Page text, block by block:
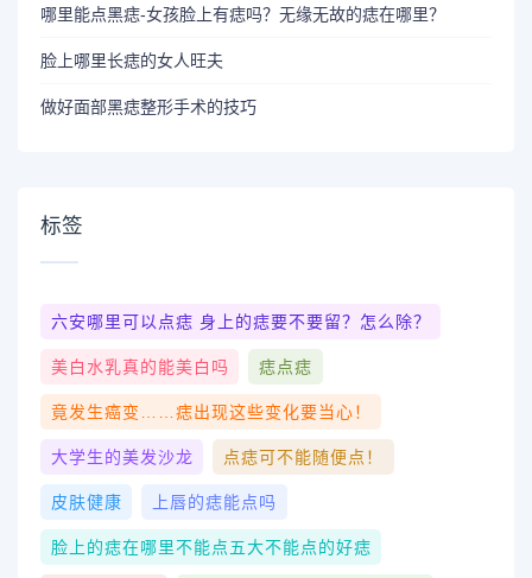
哪里能点黑痣-女孩脸上有痣吗？无缘无故的痣在哪里？
脸上哪里长痣的女人旺夫
做好面部黑痣整形手术的技巧
标签
六安哪里可以点痣 身上的痣要不要留？怎么除？
美白水乳真的能美白吗 痣点痣
竟发生癌变……痣出现这些变化要当心！
大学生的美发沙龙 点痣可不能随便点！
皮肤健康 上唇的痣能点吗
脸上的痣在哪里不能点五大不能点的好痣